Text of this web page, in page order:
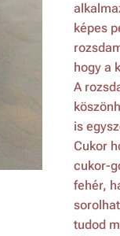
képes
hogy a
A
is
Cukor
cukor-
fehér,
tudod